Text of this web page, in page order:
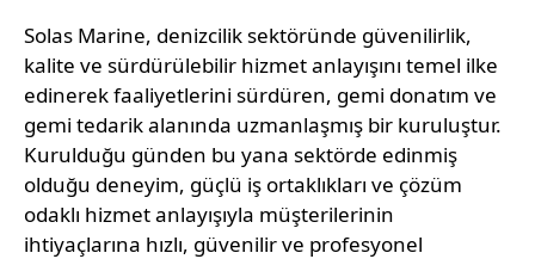
Solas Marine, denizcilik sektöründe güvenilirlik,
kalite ve sürdürülebilir hizmet anlayışını temel ilke
edinerek faaliyetlerini sürdüren, gemi donatım ve
gemi tedarik alanında uzmanlaşmış bir kuruluştur.
Kurulduğu günden bu yana sektörde edinmiş
olduğu deneyim, güçlü iş ortaklıkları ve çözüm
odaklı hizmet anlayışıyla müşterilerinin
ihtiyaçlarına hızlı, güvenilir ve profesyonel